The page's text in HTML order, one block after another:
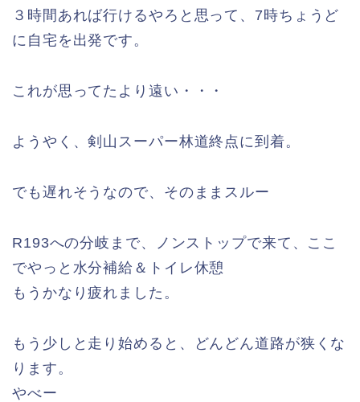
３時間あれば行けるやろと思って、7時ちょうど
に自宅を出発です。
これが思ってたより遠い・・・
ようやく、剣山スーパー林道終点に到着。
でも遅れそうなので、そのままスルー
R193への分岐まで、ノンストップで来て、ここ
でやっと水分補給＆トイレ休憩
もうかなり疲れました。
もう少しと走り始めると、どんどん道路が狭くな
ります。
やべー